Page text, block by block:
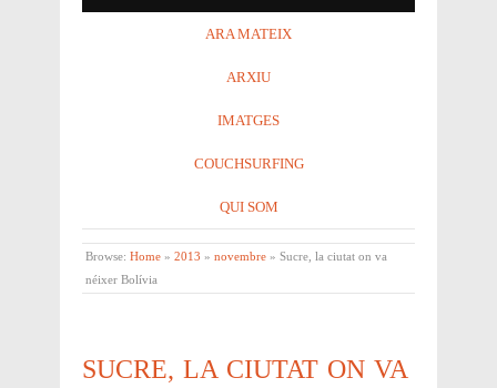
ARA MATEIX
ARXIU
IMATGES
COUCHSURFING
QUI SOM
Browse: Home » 2013 » novembre » Sucre, la ciutat on va
néixer Bolívia
SUCRE, LA CIUTAT ON VA